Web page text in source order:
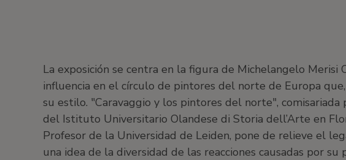
La exposición se centra en la figura de Michelangelo Merisi
influencia en el círculo de pintores del norte de Europa
su estilo. "Caravaggio y los pintores del norte", comisariada
del Istituto Universitario Olandese di Storia dell’Arte en
Profesor de la Universidad de Leiden, pone de relieve el
una idea de la diversidad de las reacciones causadas por su